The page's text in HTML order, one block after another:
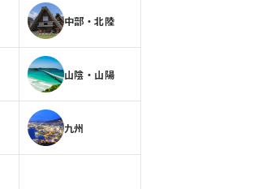
中部・北陸
山陰・山陽
九州